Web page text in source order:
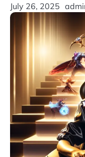
July 26, 2025